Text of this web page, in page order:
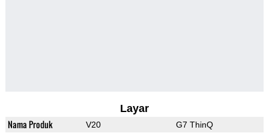
Layar
Nama Produk V20 G7 ThinQ